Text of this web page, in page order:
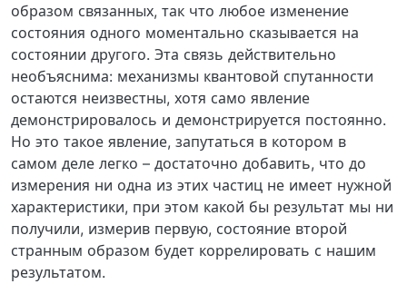
образом связанных, так что любое изменение
состояния одного моментально сказывается на
состоянии другого. Эта связь действительно
необъяснима: механизмы квантовой спутанности
остаются неизвестны, хотя само явление
демонстрировалось и демонстрируется постоянно.
Но это такое явление, запутаться в котором в
самом деле легко – достаточно добавить, что до
измерения ни одна из этих частиц не имеет нужной
характеристики, при этом какой бы результат мы ни
получили, измерив первую, состояние второй
странным образом будет коррелировать с нашим
результатом.